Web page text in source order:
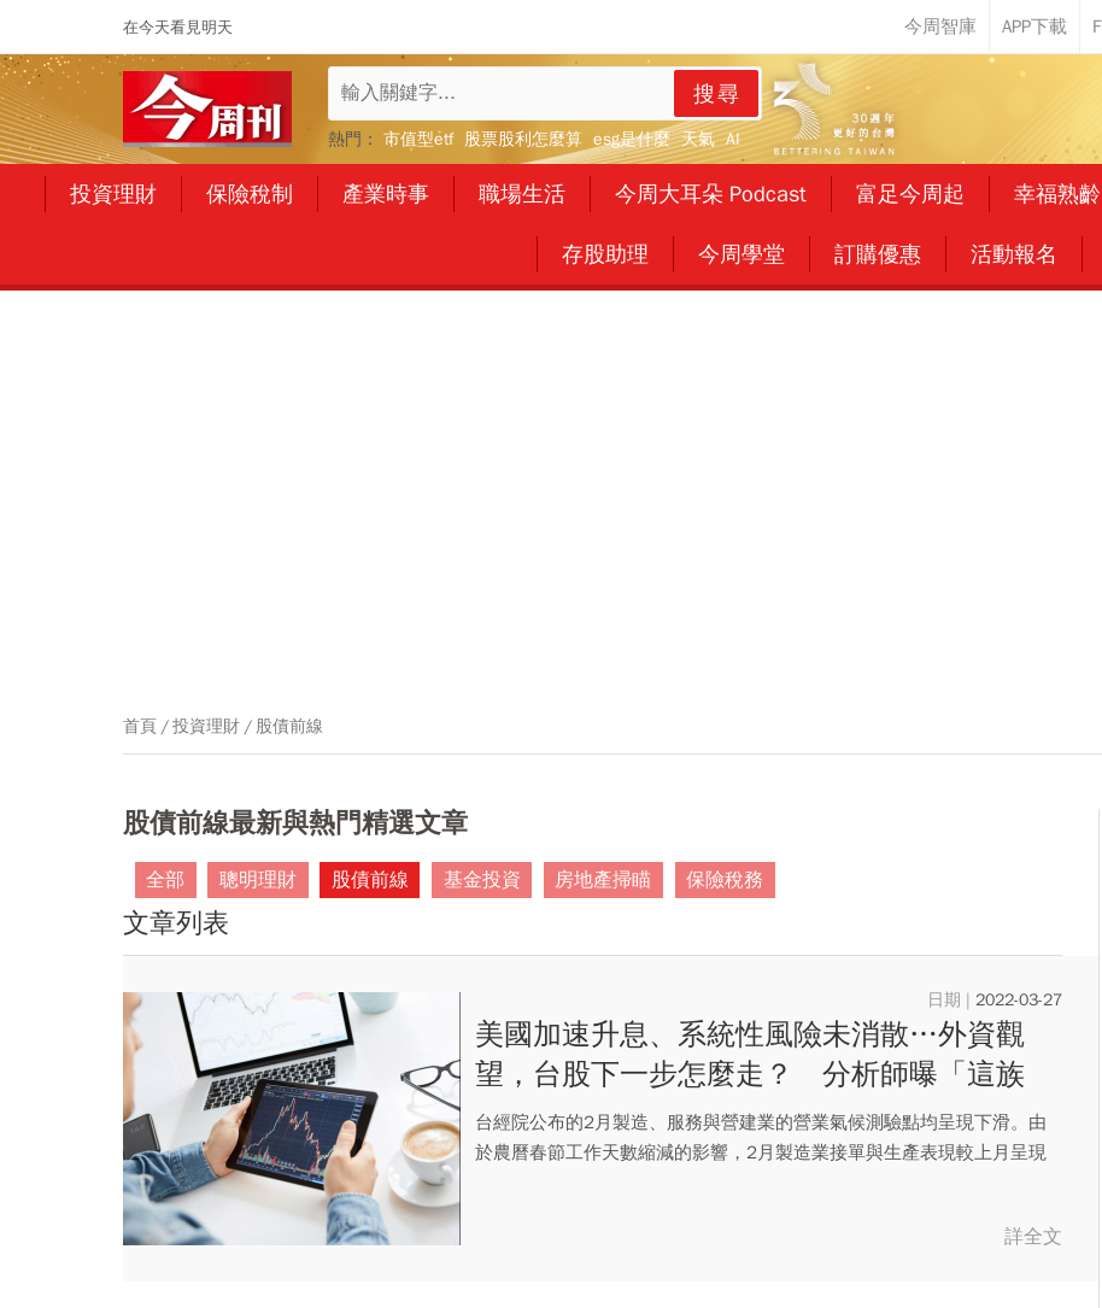
在今天看見明天
搜尋
熱門： 市值型etf 股票股利怎麼算 esg是什麼 天氣 AI
投資理財 保險稅制 產業時事 職場生活 今周大耳朵 Podcast 富足今周起 幸福熟齡
存股助理 今周學堂 訂購優惠 活動報名
首頁 投資理財 股債前線
股債前線最新與熱門精選文章
全部 聰明理財 股債前線 基金投資 房地產掃瞄 保險稅務
文章列表
2022-03-27
美國加速升息、系統性風險未消散…外資觀
望，台股下一步怎麼走？ 分析師曝「這族
群」可關注
台經院公布的2月製造、服務與營建業的營業氣候測驗點均呈現下滑。由
於農曆春節工作天數縮減的影響，2月製造業接單與生產表現較上月呈現
詳全文